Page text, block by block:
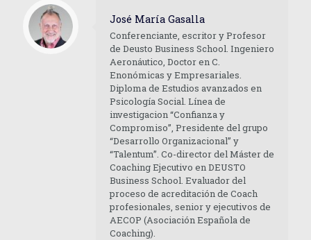
José María Gasalla
Conferenciante, escritor y Profesor
de Deusto Business School. Ingeniero
Aeronáutico, Doctor en C.
Enonómicas y Empresariales.
Diploma de Estudios avanzados en
Psicología Social. Línea de
investigacion “Confianza y
Compromiso”, Presidente del grupo
“Desarrollo Organizacional” y
“Talentum”. Co-director del Máster de
Coaching Ejecutivo en DEUSTO
Business School. Evaluador del
proceso de acreditación de Coach
profesionales, senior y ejecutivos de
AECOP (Asociación Española de
Coaching).